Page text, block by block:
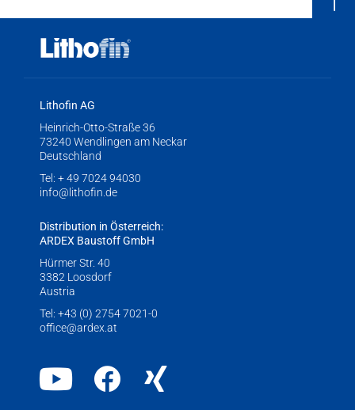
Lithofin AG
Heinrich-Otto-Straße 36
73240 Wendlingen am Neckar
Deutschland
Tel: + 49 7024 94030
info@lithofin.de
Distribution in Österreich:
ARDEX Baustoff GmbH
Hürmer Str. 40
3382 Loosdorf
Austria
Tel: +43 (0) 2754 7021-0
office@ardex.at
YoutubeFacebook